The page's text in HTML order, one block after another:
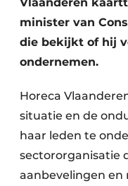
minister van
die bekijkt of hij
ondernemen.
Horeca
situatie en de
haar leden te
sectororganisatie
aanbevelingen en